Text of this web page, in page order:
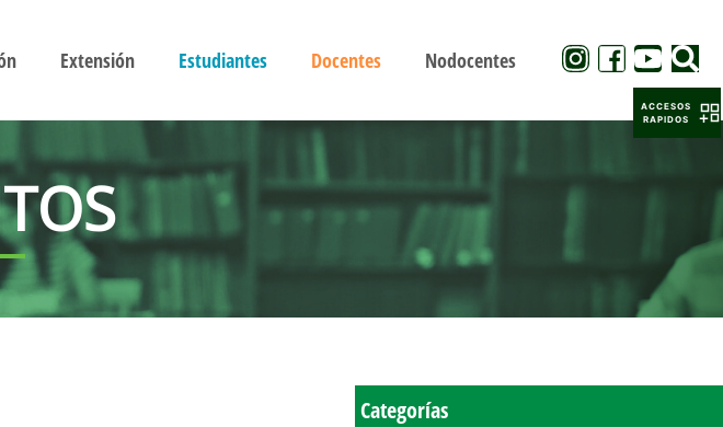
Extensión Estudiantes Docentes Nodocentes
Categorías
ACCESOS
RAPIDOS